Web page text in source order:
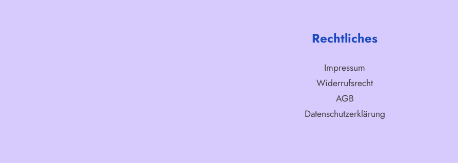
Rechtliches
Impressum
Widerrufsrecht
AGB
Datenschutzerklärung